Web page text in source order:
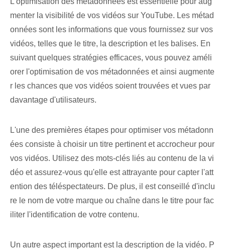
menter la visibilité de vos vidéos sur YouTube. Les métad
onnées sont les informations que vous fournissez sur vos
vidéos, telles que le titre, la description et les balises. En
suivant quelques stratégies efficaces, vous pouvez améli
orer l'optimisation de vos métadonnées et ainsi augmente
r les chances que vos vidéos soient trouvées et vues par
davantage d'utilisateurs.
L'une des premières étapes pour optimiser vos métadonn
ées consiste à choisir un titre pertinent et accrocheur pour
vos vidéos. Utilisez des mots-clés liés au contenu de la vi
déo et assurez-vous qu'elle est attrayante pour capter l'att
ention des téléspectateurs. De plus, il est conseillé d'inclu
re le nom de votre marque ou chaîne dans le titre pour fac
iliter l'identification de votre contenu.
Un autre aspect important est la description de la vidéo. P